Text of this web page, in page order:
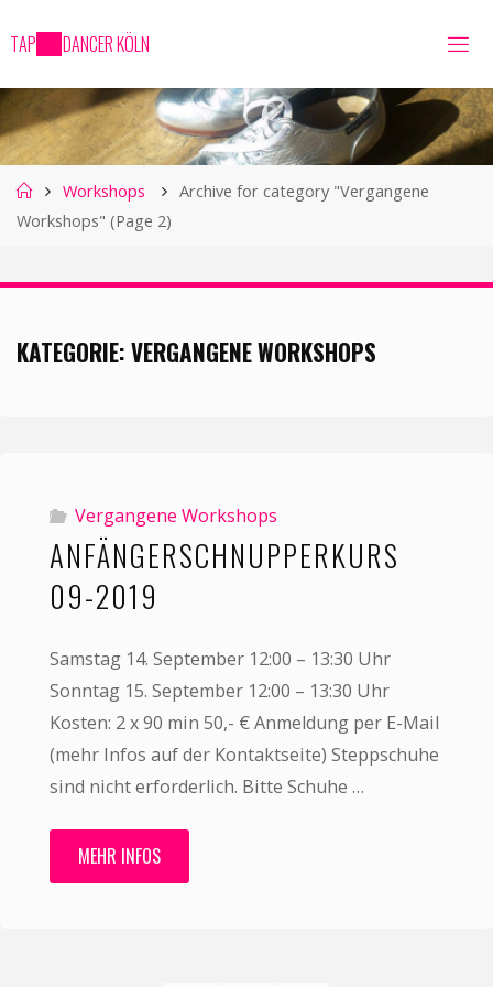
toTAP DANCERKÖLN
HomeWorkshops
Archive for category "Vergangene
Workshops" (Page 2)
KATEGORIE:VERGANGENE WORKSHOPS
Vergangene Workshops
ANFÄNGERSCHNUPPERKURS
09-2019
Samstag 14. September 12:00 – 13:30 Uhr
Sonntag 15. September 12:00 – 13:30 Uhr
Kosten: 2 x 90 min 50,- € Anmeldung per E-Mail
(mehr Infos auf der Kontaktseite) Steppschuhe
sind nicht erforderlich. Bitte Schuhe …
MEHR INFOS"Anfängerschnupperkurs